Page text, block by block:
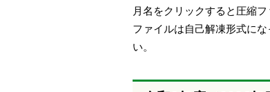
て
文
へ
動
月名をクリックすると圧縮フ
ファイルは自己解凍形式に
い。